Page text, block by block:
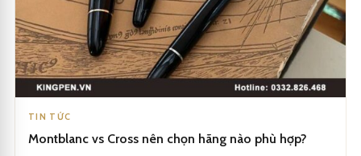
TIN TỨC
Montblanc vs Cross nên chọn hãng nào phù hợp?